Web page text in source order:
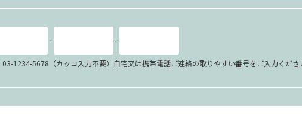
- -
03-1234-5678（カッコ入力不要）自宅又は携帯電話ご連絡の取りやすい番号をご入力くださ